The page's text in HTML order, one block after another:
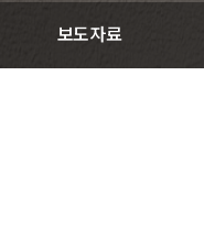
보도자료